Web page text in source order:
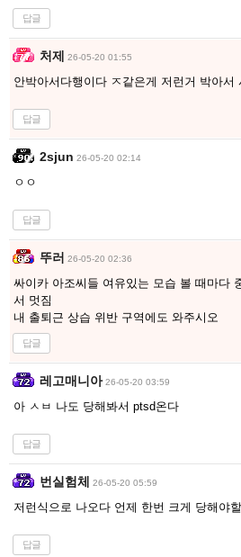
답글
처제 26-05-20 01:55
안박아서다행이다 ㅈ같은게 저런거 박아
답글
2sjun 26-05-20 02:14
ㅇㅇ
답글
뚜러 26-05-20 02:36
싸이카 아조씨들 여유있는 모습 볼 때마다
서 멋짐
내 출퇴근 상습 위반 구역에도 와주시오
답글
레고매니아 26-05-20 03:59
아 ㅅㅂ 나도 당해봐서 ptsd온다
답글
번실험체 26-05-20 05:59
저런식으로 나오다 언제 한번 크게 당해야
답글